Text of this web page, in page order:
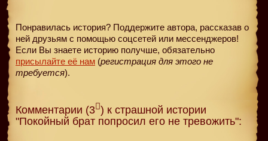
Понравилась история? Поддержите автора, рассказав о
ней друзьям с помощью соцсетей или мессенджеров!
Если Вы знаете историю получше, обязательно
присылайте её нам (регистрация для этого не
требуется).
Комментарии (3 ) к страшной истории
"Покойный брат попросил его не тревожить":